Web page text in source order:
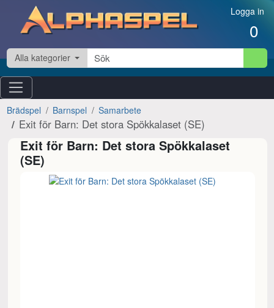
Hoppa till innehåll Logga in
0
Alla kategorier
Brädspel Barnspel Samarbete
Exit för Barn: Det stora Spökkalaset (SE)
Exit för Barn: Det stora Spökkalaset
(SE)